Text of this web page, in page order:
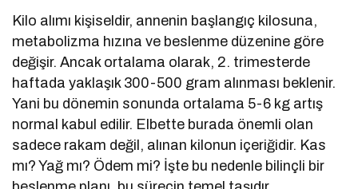
Kilo alımı kişiseldir, annenin başlangıç kilosuna,
metabolizma hızına ve beslenme düzenine göre
değişir. Ancak ortalama olarak, 2. trimesterde
haftada yaklaşık 300-500 gram alınması beklenir.
Yani bu dönemin sonunda ortalama 5-6 kg artış
normal kabul edilir. Elbette burada önemli olan
sadece rakam değil, alınan kilonun içeriğidir. Kas
mı? Yağ mı? Ödem mi? İşte bu nedenle bilinçli bir